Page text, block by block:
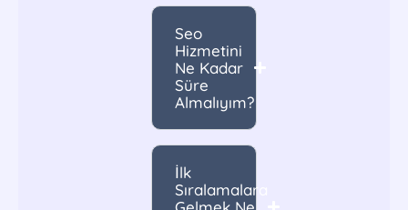
Seo
Hizmetini
Ne Kadar
Süre
Almalıyım?
İlk
Sıralamalara